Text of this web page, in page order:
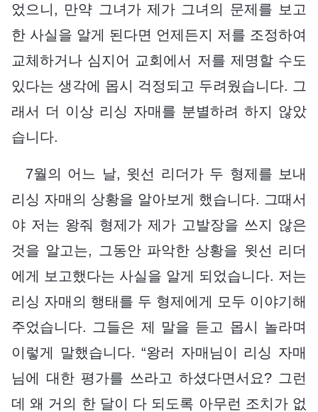
었으니, 만약 그녀가 제가 그녀의 문제를 보고
한 사실을 알게 된다면 언제든지 저를 조정하여
교체하거나 심지어 교회에서 저를 제명할 수도
있다는 생각에 몹시 걱정되고 두려웠습니다. 그
래서 더 이상 리싱 자매를 분별하려 하지 않았
습니다.
7월의 어느 날, 윗선 리더가 두 형제를 보내
리싱 자매의 상황을 알아보게 했습니다. 그때서
야 저는 왕줘 형제가 제가 고발장을 쓰지 않은
것을 알고는, 그동안 파악한 상황을 윗선 리더
에게 보고했다는 사실을 알게 되었습니다. 저는
리싱 자매의 행태를 두 형제에게 모두 이야기해
주었습니다. 그들은 제 말을 듣고 몹시 놀라며
이렇게 말했습니다. “왕러 자매님이 리싱 자매
님에 대한 평가를 쓰라고 하셨다면서요? 그런
데 왜 거의 한 달이 다 되도록 아무런 조치가 없